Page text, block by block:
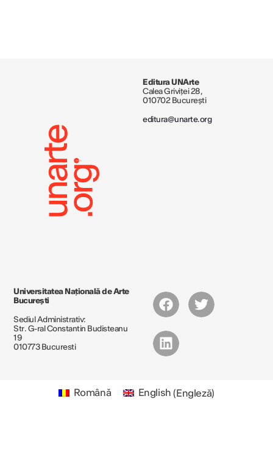
Editura UNArte
Calea Griviței 28,
010702 București
editura@unarte.org
Universitatea Națională de Arte
București
Sediul Administrativ:
Str. G-ral Constantin Budisteanu
19
010773 Bucuresti
Română English (Engleză)